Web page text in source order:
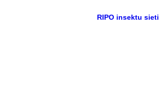
RIPO insektu sieti